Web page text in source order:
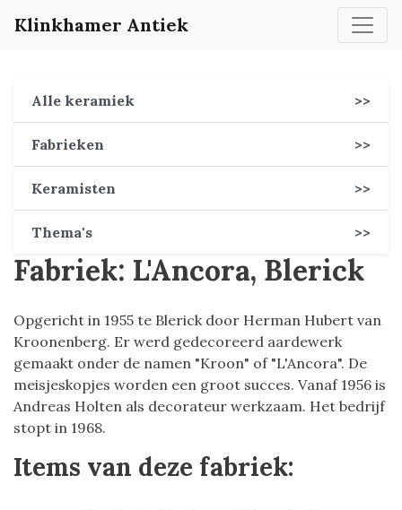
Klinkhamer Antiek
Alle keramiek >>
Fabrieken >>
Keramisten >>
Thema's >>
Fabriek: L'Ancora, Blerick
Opgericht in 1955 te Blerick door Herman Hubert van
Kroonenberg. Er werd gedecoreerd aardewerk
gemaakt onder de namen "Kroon" of "L'Ancora". De
meisjeskopjes worden een groot succes. Vanaf 1956 is
Andreas Holten als decorateur werkzaam. Het bedrijf
stopt in 1968.
Items van deze fabriek: